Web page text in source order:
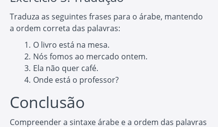
Traduza as seguintes frases para o árabe, mantendo
a ordem correta das palavras:
O livro está na mesa.
Nós fomos ao mercado ontem.
Ela não quer café.
Onde está o professor?
Conclusão
Compreender a sintaxe árabe e a ordem das palavras